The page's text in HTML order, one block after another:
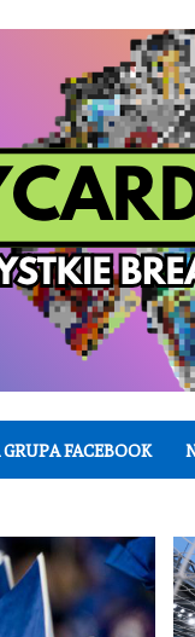
FACEBOOK